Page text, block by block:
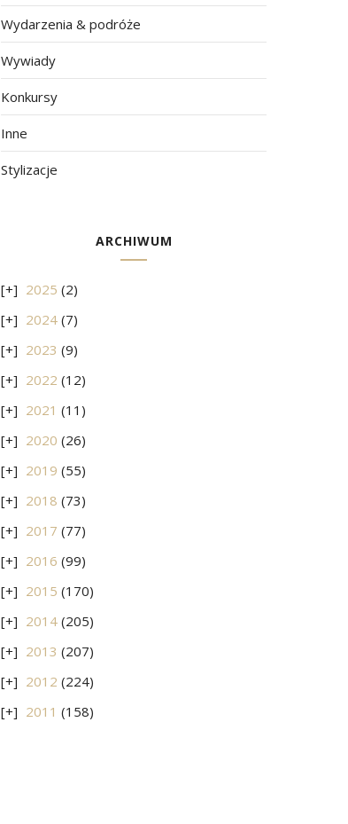
Wydarzenia & podróże
Wywiady
Konkursy
Inne
Stylizacje
ARCHIWUM
2025 (2)
2024 (7)
2023 (9)
2022 (12)
2021 (11)
2020 (26)
2019 (55)
2018 (73)
2017 (77)
2016 (99)
2015 (170)
2014 (205)
2013 (207)
2012 (224)
2011 (158)